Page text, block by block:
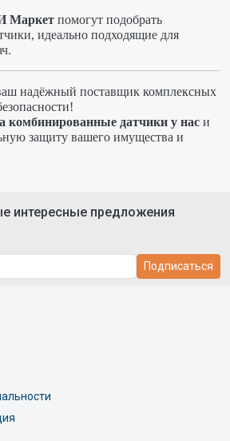
Маркет помогут подобрать
идеально подходящие для
надёжный поставщик комплексных
комбинированные датчики у нас и
защиту вашего имущества и
интересные предложения
Подписаться